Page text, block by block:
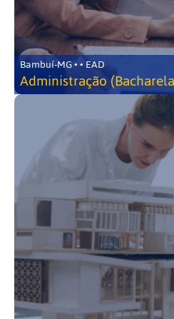
Bambuí-MG • • EAD
Administração